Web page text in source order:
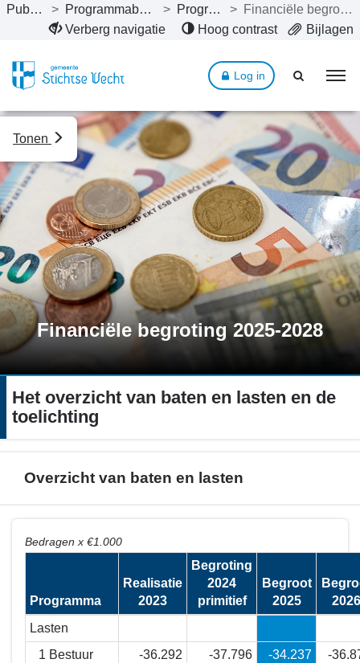
Naar hoofdinhoud
Publicaties > Programmabegroting 2025 > Programma’s >
Financiële begroting 2025-2028
Verberg navigatie
Hoog contrast Bijlagen
Log in
Financiële begroting 2025-2028
Tonen
Het overzicht van baten en lasten en de
toelichting
Overzicht van baten en lasten
overzicht
Bedragen x €1.000
Programma
Realisatie
2023
Begroting
2024
primitief
Begroot
2025
2026
Lasten
1 Bestuur
-36.292 -37.796 -34.237
-